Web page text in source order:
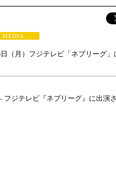
MEDIA
（月）フジテレビ「ネプリーグ」
フジテレビ『ネプリーグ』に出演